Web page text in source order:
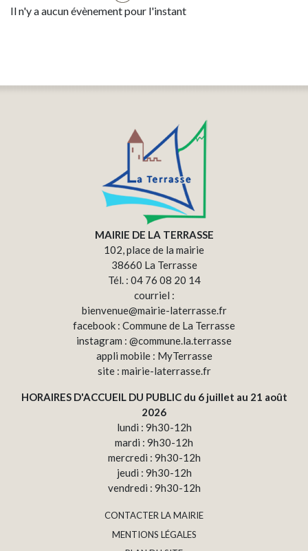
Il n'y a aucun évènement pour l'instant
MAIRIE DE LA TERRASSE
102, place de la mairie
38660 La Terrasse
Tél. : 04 76 08 20 14
courriel :
bienvenue@mairie-laterrasse.fr
facebook : Commune de La Terrasse
instagram : @commune.la.terrasse
appli mobile : MyTerrasse
site : mairie-laterrasse.fr
HORAIRES D'ACCUEIL DU PUBLIC du 6 juillet au 21 août
2026
lundi : 9h30-12h
mardi : 9h30-12h
mercredi : 9h30-12h
jeudi : 9h30-12h
vendredi : 9h30-12h
CONTACTER LA MAIRIE
MENTIONS LÉGALES